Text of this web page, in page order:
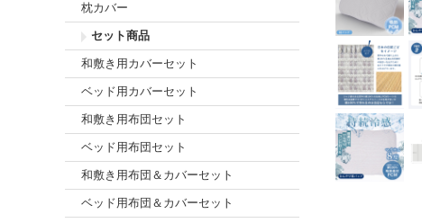
枕カバー
セット商品
和敷き用カバーセット
ベッド用カバーセット
和敷き用布団セット
ベッド用布団セット
和敷き用布団＆カバーセット
ベッド用布団＆カバーセット